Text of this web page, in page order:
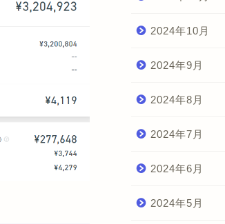
2024年10月
2024年9月
2024年8月
2024年7月
2024年6月
2024年5月